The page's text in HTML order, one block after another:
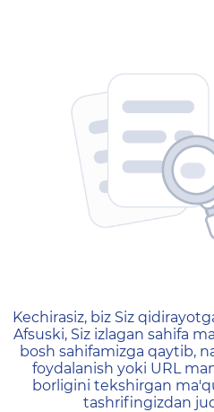
404 —
Kechirasiz, biz Siz
Afsuski, Siz izlagan sahifa
bosh sahifamizga qaytib,
foydalanish yoki URL
borligini tekshirgan
tashrifingizdan